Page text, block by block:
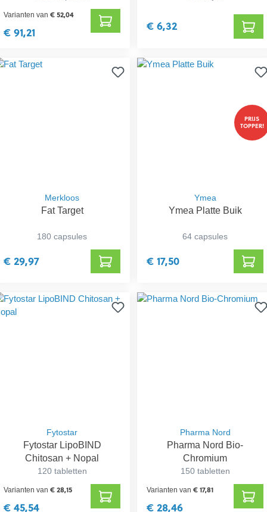
Varianten van€ 52,04
€ 91,21 € 6,32
Merkloos
Fat Target
180 capsules
€ 29,97
PRIJS
TOPPER!
Ymea
Ymea Platte Buik
64 capsules
€ 17,50
Fytostar
Fytostar LipoBIND
Chitosan + Nopal
120 tabletten
Varianten van€ 28,15
€ 45,54
Pharma Nord
Pharma Nord Bio-
Chromium
150 tabletten
Varianten van€ 17,81
€ 28,46